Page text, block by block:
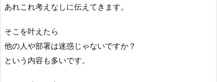
あれこれ考えなしに伝えてきます。
そこを叶えたら
他の人や部署は迷惑じゃないですか？
という内容も多いです。